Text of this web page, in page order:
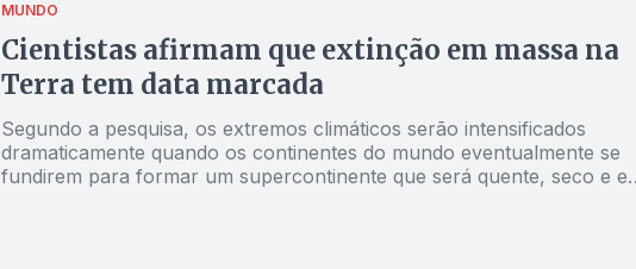
MUNDO
Cientistas afirmam que extinção em massa na
Terra tem data marcada
Segundo a pesquisa, os extremos climáticos serão intensificados
dramaticamente quando os continentes do mundo eventualmente se
fundirem para formar um supercontinente que será quente, seco e